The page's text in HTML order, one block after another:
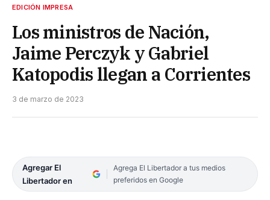
EDICIÓN IMPRESA
Los ministros de Nación,
Jaime Perczyk y Gabriel
Katopodis llegan a Corrientes
3 de marzo de 2023
Agregar El
Libertador en
Agrega El Libertador a tus medios
preferidos en Google